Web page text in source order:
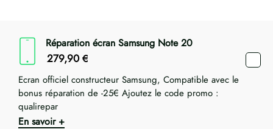
Réparation écran Samsung Note 20
279,90 €
Ecran officiel constructeur Samsung, Compatible avec le
bonus réparation de -25€ Ajoutez le code promo :
qualirepar
En savoir +